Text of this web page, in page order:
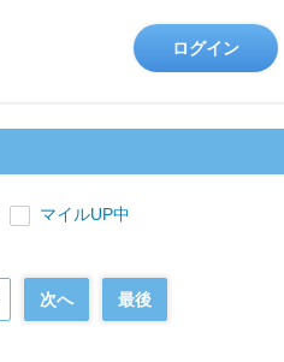
ログイン
マイルUP中
次へ 最後